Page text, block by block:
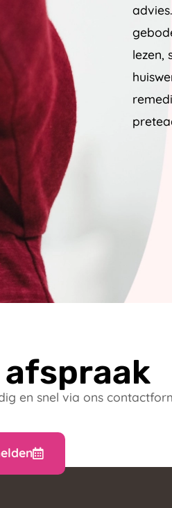
lezen,
afspraak
en snel via ons